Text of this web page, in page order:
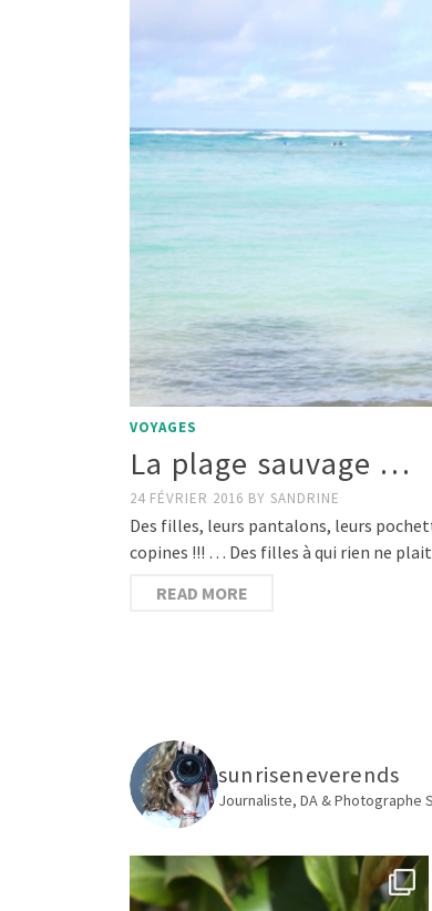
VOYAGES
La plage sauvage …
24 FÉVRIER 2016 BY SANDRINE
Des filles, leurs pantalons, leurs
copines !!! … Des filles à qui rien ne
READ MORE
sunriseneverends
Journaliste, DA & Photographe